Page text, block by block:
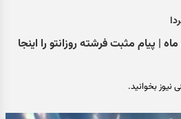
فردا ۲۸ بهمن ماه | پیام مثبت فرشته روزانتو را اینجا
نیوز بخوانید.